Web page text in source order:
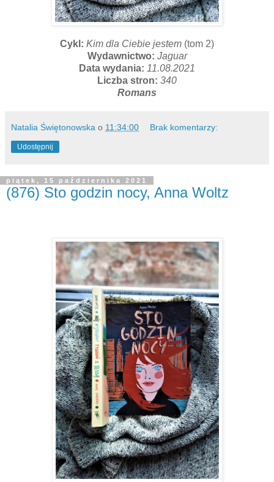
Cykl: Kim dla Ciebie jestem (tom 2)
Wydawnictwo: Jaguar
Data wydania: 11.08.2021
Liczba stron: 340
Romans
Natalia Świętonowska o 11:34:00 Brak komentarzy:
Udostępnij
piątek, 15 października 2021
(876) Sto godzin nocy, Anna Woltz